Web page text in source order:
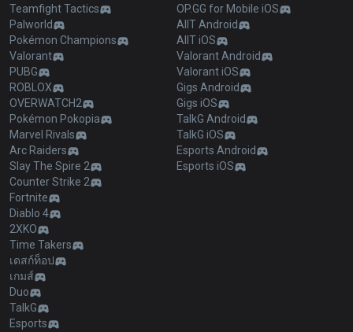
Teamfight Tactics
Palworld
Pokémon Champions
Valorant
PUBG
ROBLOX
OVERWATCH2
Pokémon Pokopia
Marvel Rivals
Arc Raiders
Slay The Spire 2
Counter Strike 2
Fortnite
Diablo 4
2XKO
Time Takers
เดสก์ท็อป
เกมส์
Duo
TalkG
Esports
OP.GG for Mobile iOS
AllT Android
AllT iOS
Valorant Android
Valorant iOS
Gigs Android
Gigs iOS
TalkG Android
TalkG iOS
Esports Android
Esports iOS